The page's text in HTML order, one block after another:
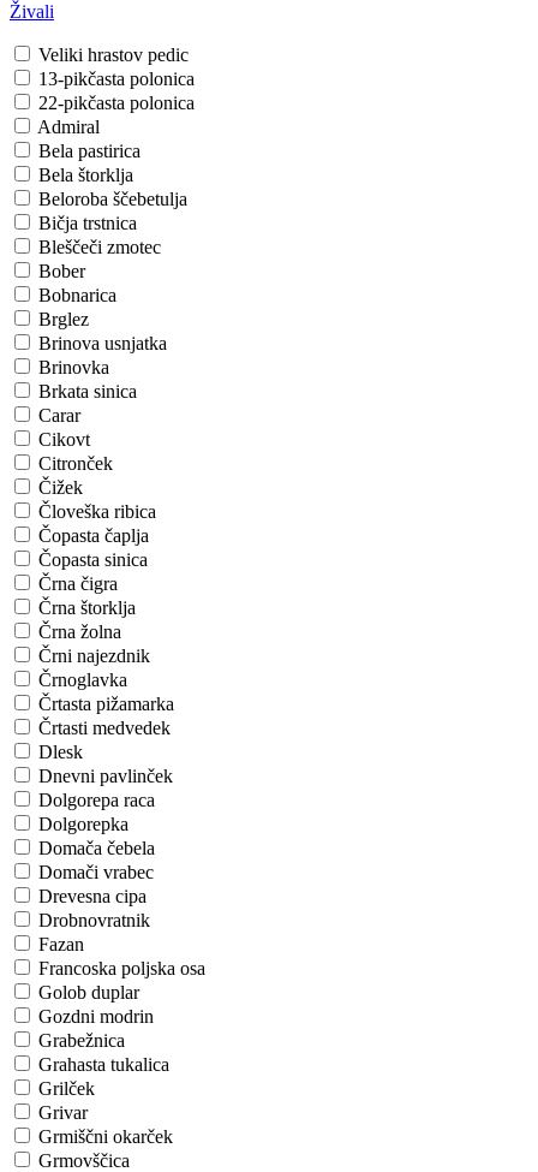
Živali
Veliki hrastov pedic
13-pikčasta polonica
22-pikčasta polonica
Admiral
Bela pastirica
Bela štorklja
Beloroba ščebetulja
Bičja trstnica
Bleščeči zmotec
Bober
Bobnarica
Brglez
Brinova usnjatka
Brinovka
Brkata sinica
Carar
Cikovt
Citronček
Čižek
Človeška ribica
Čopasta čaplja
Čopasta sinica
Črna čigra
Črna štorklja
Črna žolna
Črni najezdnik
Črnoglavka
Črtasta pižamarka
Črtasti medvedek
Dlesk
Dnevni pavlinček
Dolgorepa raca
Dolgorepka
Domača čebela
Domači vrabec
Drevesna cipa
Drobnovratnik
Fazan
Francoska poljska osa
Golob duplar
Gozdni modrin
Grabežnica
Grahasta tukalica
Grilček
Grivar
Grmiščni okarček
Grmovščica